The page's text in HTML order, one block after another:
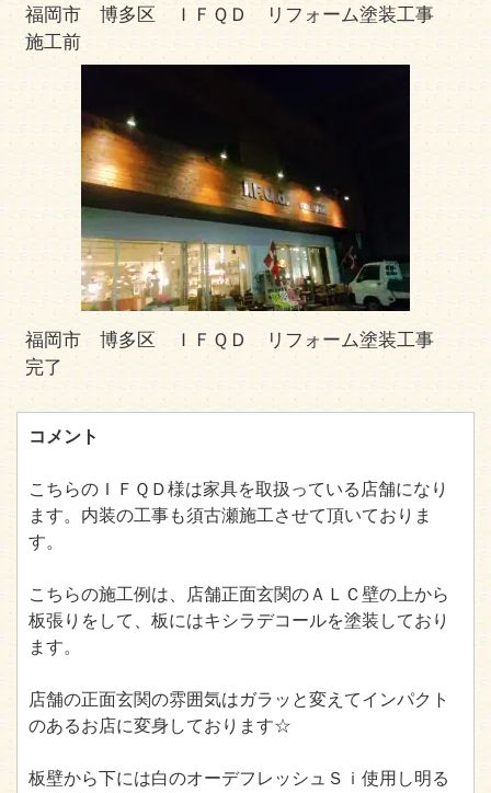
福岡市 博多区 ＩＦＱＤ リフォーム塗装工事
施工前
福岡市 博多区 ＩＦＱＤ リフォーム塗装工事
完了
コメント
こちらのＩＦＱＤ様は家具を取扱っている店舗になり
ます。内装の工事も須古瀬施工させて頂いておりま
す。
こちらの施工例は、店舗正面玄関のＡＬＣ壁の上から
板張りをして、板にはキシラデコールを塗装しており
ます。
店舗の正面玄関の雰囲気はガラッと変えてインパクト
のあるお店に変身しております☆
板壁から下には白のオーデフレッシュＳｉ使用し明る